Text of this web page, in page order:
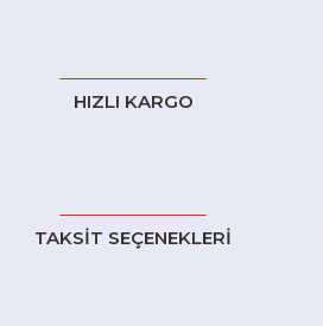
HIZLI KARGO
TAKSİT SEÇENEKLERİ